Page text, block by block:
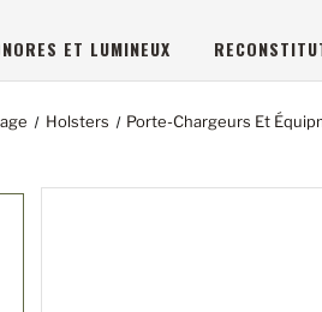
ET LUMINEUX
Holsters Porte-Chargeurs Et